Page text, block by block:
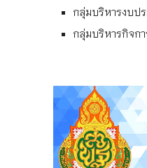
กลุ่มบริหารงบป
กลุ่มบริหารกิจก